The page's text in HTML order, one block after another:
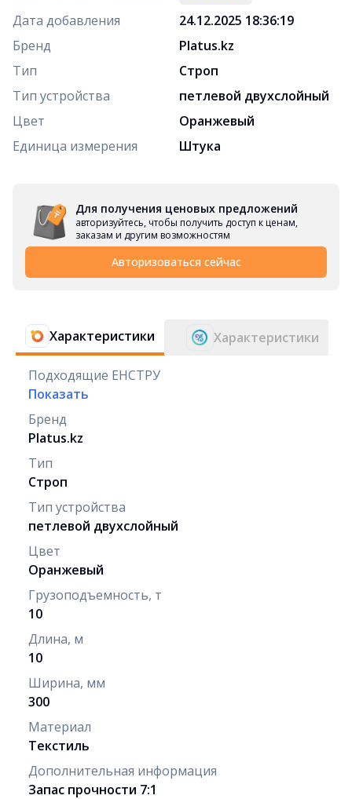
Дата добавления
24.12.2025 18:36:19
Бренд
Platus.kz
Тип
Строп
Тип устройства
петлевой двухслойный
Цвет
Оранжевый
Единица измерения
Штука
Для получения ценовых предложений
авторизуйтесь, чтобы получить доступ к ценам,
заказам и другим возможностям
Авторизоваться сейчас
Характеристики Характеристики
Подходящие ЕНСТРУ
Показать
Бренд
Platus.kz
Тип
Строп
Тип устройства
петлевой двухслойный
Цвет
Оранжевый
Грузоподъемность, т
10
Длина, м
10
Ширина, мм
300
Материал
Текстиль
Дополнительная информация
Запас прочности 7:1